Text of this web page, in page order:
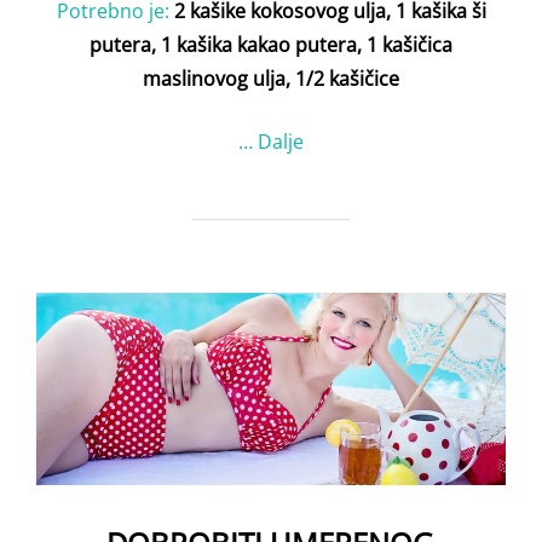
Potrebno je: 2 kašike kokosovog ulja, 1 kašika ši
putera, 1 kašika kakao putera, 1 kašičica
maslinovog ulja, 1/2 kašičice
… Dalje